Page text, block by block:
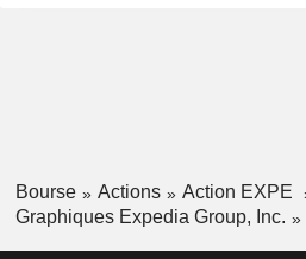
Bourse Actions
Action EXPE
Graphiques Expedia Group, Inc.